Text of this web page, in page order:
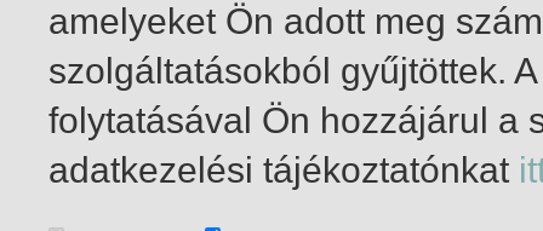
1-1 / total 1 hit
amelyeket Ön adott meg
szolgáltatásokból gyűjtöttek.
folytatásával Ön hozzájárul a
adatkezelési tájékoztatónkat